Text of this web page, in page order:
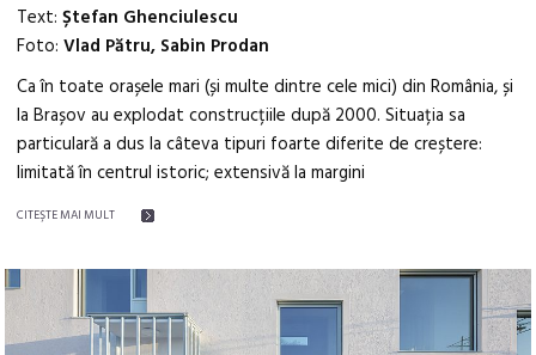
Text:Ștefan Ghenciulescu
Foto:Vlad Pătru, Sabin Prodan
Ca în toate orașele mari (și multe dintre cele mici) din România, și
la Brașov au explodat construcțiile după 2000. Situația sa
particulară a dus la câteva tipuri foarte diferite de creștere:
limitată în centrul istoric; extensivă la margini
CITEŞTE MAI MULT